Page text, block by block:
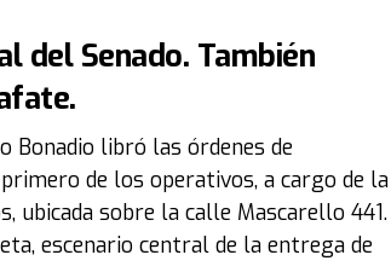
del Senado. También
Bonadio libró las órdenes de
de los operativos, a cargo de la
ubicada sobre la calle Mascarello 441.
escenario central de la entrega de